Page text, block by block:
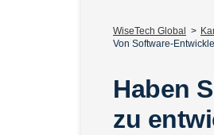
WiseTech Global
Von Software-
Haben
zu